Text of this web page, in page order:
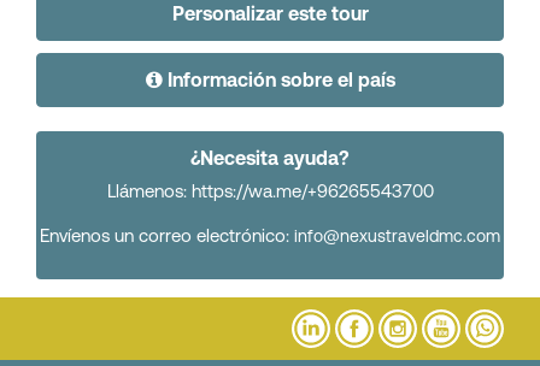
Personalizar este tour
Información sobre el país
¿Necesita ayuda?
Llámenos: https://wa.me/+96265543700
Envíenos un correo electrónico: info@nexustraveldmc.com